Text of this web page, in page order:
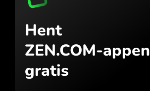
Hent
ZEN.COM-appen
gratis